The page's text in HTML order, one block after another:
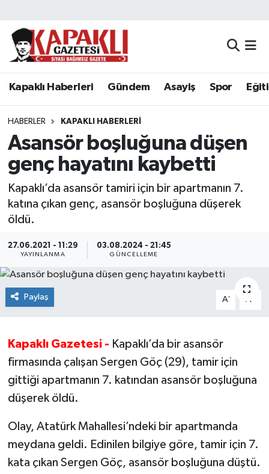
Kapaklı Haberleri Gündem Asayiş Spor
HABERLER KAPAKLI HABERLERI
Asansör boşluğuna düşen
genç hayatını kaybetti
Kapaklı’da asansör tamiri için bir apartmanın 7.
katına çıkan genç, asansör boşluğuna düşerek
öldü.
27.06.2021 - 11:29
YAYINLANMA
03.08.2024 - 21:45
GÜNCELLEME
Paylaş A- A
Kapaklı Gazetesi - Kapaklı’da bir asansör
firmasında çalışan Sergen Göç (29), tamir için
gittiği apartmanın 7. katından asansör boşluğuna
düşerek öldü.
Olay, Atatürk Mahallesi’ndeki bir apartmanda
meydana geldi. Edinilen bilgiye göre, tamir için 7.
kata çıkan Sergen Göç, asansör boşluğuna düştü.
Kapaklı Haberleri
Asayiş
Spor
Eğitim
Siyaset
Ekonomi
Yaşam
Tekirdağ Nöbetçi Eczaneler
Tekirdağ Namaz Vakitleri
Tekirdağ Trafik Yoğunluk Haritası
Süper Lig Puan Durumu ve Fikstür
Tüm Manşetler
Haber Arşivi